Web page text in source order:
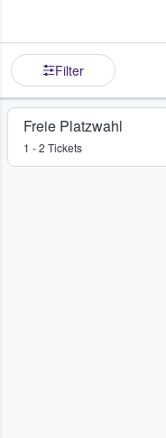
Filter
Freie Platzwahl
1 - 2 Tickets